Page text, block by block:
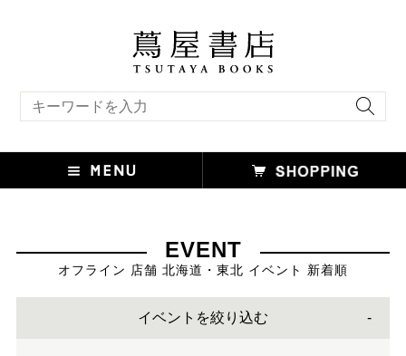
EVENT
オフライン 店舗 北海道・東北 イベント 新着順
イベントを絞り込む